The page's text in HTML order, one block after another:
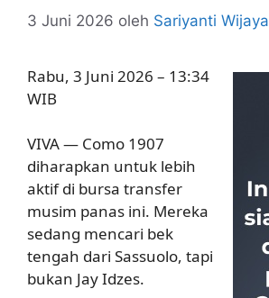
3 Juni 2026 oleh Sariyanti Wijaya
Rabu, 3 Juni 2026 – 13:34
WIB
VIVA — Como 1907
diharapkan untuk lebih
aktif di bursa transfer
musim panas ini. Mereka
sedang mencari bek
tengah dari Sassuolo, tapi
bukan Jay Idzes.